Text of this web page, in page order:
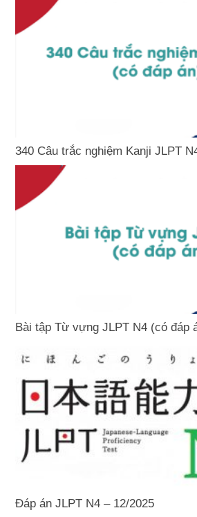
340 Câu trắc nghiệm Kanji JLPT
Bài tập Từ vựng JLPT N4 (có đáp
Đáp án JLPT N4 – 12/2025